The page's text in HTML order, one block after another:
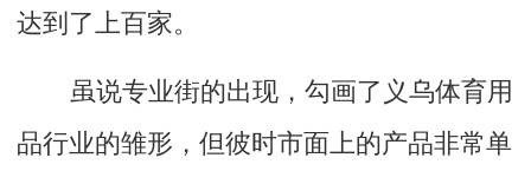
达到了上百家。
虽说专业街的出现，勾画了义乌体育用
品行业的雏形，但彼时市面上的产品非常单